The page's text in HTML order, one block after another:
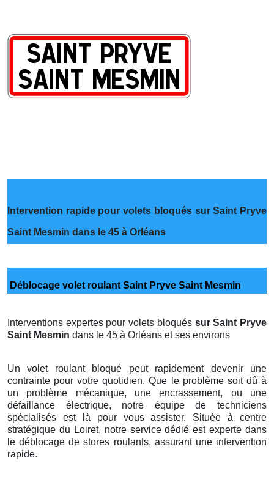
Intervention rapide pour volets bloqués sur Saint Pryve
Saint Mesmin dans le 45 à Orléans
Déblocage volet roulant Saint Pryve Saint Mesmin
Interventions expertes pour volets bloqués sur Saint Pryve
Saint Mesmin dans le 45 à Orléans et ses environs
Un volet roulant bloqué peut rapidement devenir une
contrainte pour votre quotidien. Que le problème soit dû à
un problème mécanique, une encrassement, ou une
défaillance électrique, notre équipe de techniciens
spécialisés est là pour vous assister. Située à centre
stratégique du Loiret, notre service dédié est experte dans
le déblocage de stores roulants, assurant une intervention
rapide.